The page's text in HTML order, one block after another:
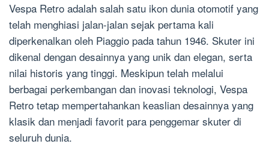
Vespa Retro adalah salah satu ikon dunia otomotif yang
telah menghiasi jalan-jalan sejak pertama kali
diperkenalkan oleh Piaggio pada tahun 1946. Skuter ini
dikenal dengan desainnya yang unik dan elegan, serta
nilai historis yang tinggi. Meskipun telah melalui
berbagai perkembangan dan inovasi teknologi, Vespa
Retro tetap mempertahankan keaslian desainnya yang
klasik dan menjadi favorit para penggemar skuter di
seluruh dunia.